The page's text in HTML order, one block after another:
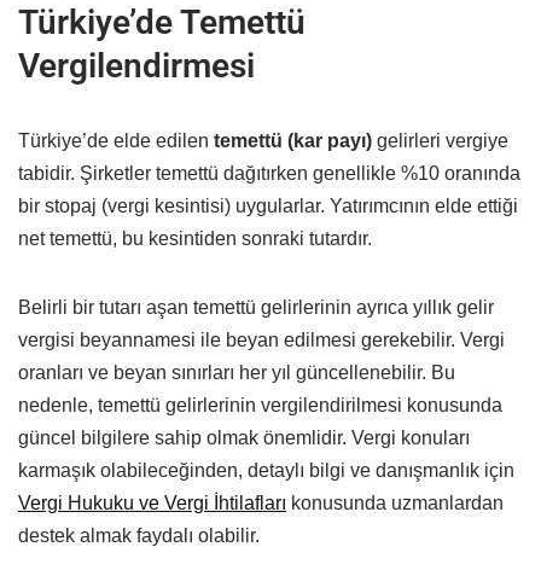
Türkiye’de Temettü
Vergilendirmesi
Türkiye’de elde edilen temettü (kar payı) gelirleri vergiye
tabidir. Şirketler temettü dağıtırken genellikle %10 oranında
bir stopaj (vergi kesintisi) uygularlar. Yatırımcının elde ettiği
net temettü, bu kesintiden sonraki tutardır.
Belirli bir tutarı aşan temettü gelirlerinin ayrıca yıllık gelir
vergisi beyannamesi ile beyan edilmesi gerekebilir. Vergi
oranları ve beyan sınırları her yıl güncellenebilir. Bu
nedenle, temettü gelirlerinin vergilendirilmesi konusunda
güncel bilgilere sahip olmak önemlidir. Vergi konuları
karmaşık olabileceğinden, detaylı bilgi ve danışmanlık için
Vergi Hukuku ve Vergi İhtilafları konusunda uzmanlardan
destek almak faydalı olabilir.